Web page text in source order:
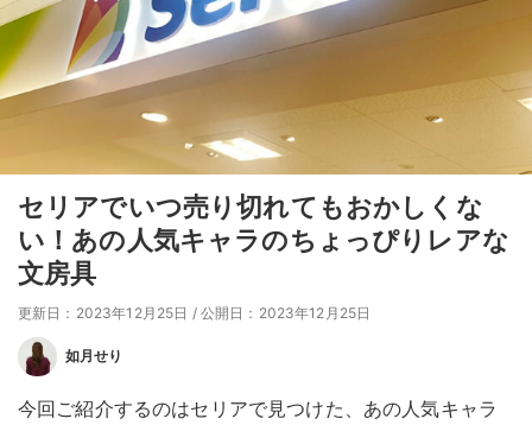
セリアでいつ売り切れてもおかしくな
い！あの人気キャラのちょっぴりレアな
文房具
更新日：2023年12月25日 / 公開日：2023年12月25日
如月せり
今回ご紹介するのはセリアで見つけた、あの人気キャラ